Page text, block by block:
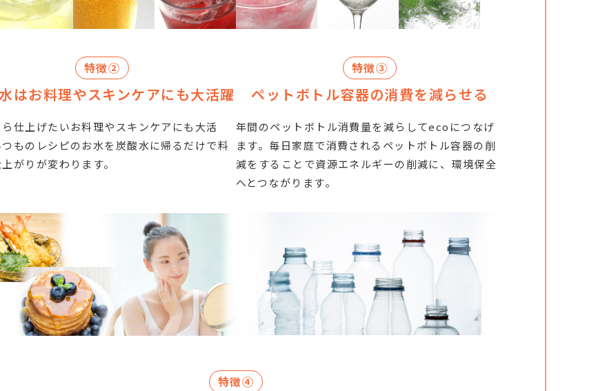
特徴②
はお料理やスキンケアにも大活躍
仕上げたいお料理やスキンケアにも大活
ものレシピのお水を炭酸水に帰るだけで料
がりが変わります。
特徴③
ペットボトル容器の消費を減らせる
年間のペットボトル消費量を減らしてecoにつなげ
ます。毎日家庭で消費されるペットボトル容器の削
減をすることで資源エネルギーの削減に、環境保全
へとつながります。
特徴④